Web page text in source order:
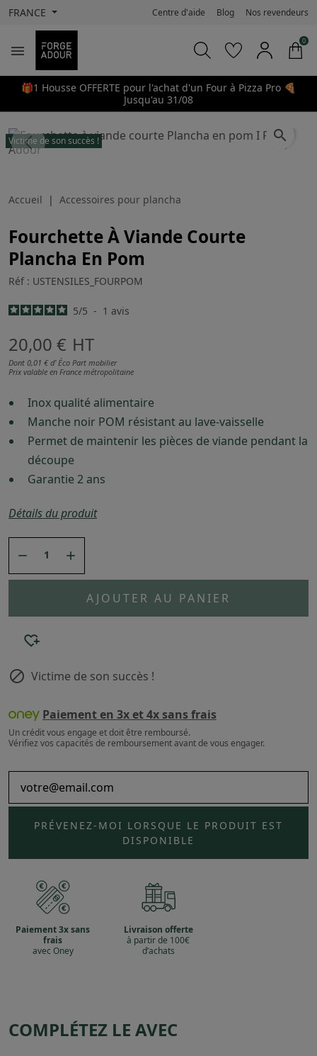
FRANCE Centre d'aide Blog Nos revendeurs

0
🎁1 Housse OFFERTE pour l'achat d'un Four à Pizza Pro 🍕
Jusqu'au 31/08
Victime de son succès !
Previous
search
Accueil Accessoires pour plancha
Fourchette À Viande Courte
Plancha En Pom
Réf : USTENSILES_FOURPOM
5/5 - 1 avis
20,00 € HT
Dont 0,01 € d’ Éco Part mobilier
Prix valable en France métropolitaine
Inox qualité alimentaire
Manche noir POM résistant au lave-vaisselle
Permet de maintenir les pièces de viande pendant la
découpe
Garantie 2 ans
Détails du produit
 
AJOUTER AU PANIER
 Victime de son succès !
Paiement en 3x et 4x sans frais
Un crédit vous engage et doit être remboursé.
Vérifiez vos capacités de remboursement avant de vous engager.
PRÉVENEZ-MOI LORSQUE LE PRODUIT EST
DISPONIBLE
Paiement 3x sans
frais
avec Oney
Livraison offerte
à partir de 100€
d’achats
COMPLÉTEZ LE AVEC